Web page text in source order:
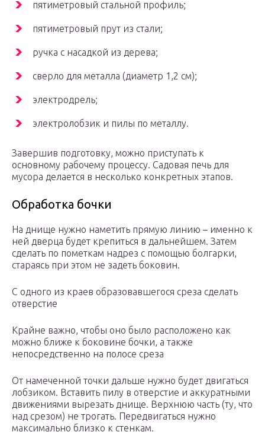
пятиметровый стальной профиль;
пятиметровый прут из стали;
ручка с насадкой из дерева;
сверло для металла (диаметр 1,2 см);
электродрель;
электролобзик и пилы по металлу.
Завершив подготовку, можно приступать к
основному рабочему процессу. Садовая печь для
мусора делается в несколько конкретных этапов.
Обработка бочки
На днище нужно наметить прямую линию – именно к
ней дверца будет крепиться в дальнейшем. Затем
сделать по пометкам надрез с помощью болгарки,
стараясь при этом не задеть боковин.
С одного из краев образовавшегося среза сделать
отверстие
Крайне важно, чтобы оно было расположено как
можно ближе к боковине бочки, а также
непосредственно на полосе среза
От намеченной точки дальше нужно будет двигаться
лобзиком. Вставить пилу в отверстие и аккуратными
движениями вырезать днище. Верхнюю часть (ту, что
над срезом) не трогать. Передвигаться нужно
максимально близко к стенкам.